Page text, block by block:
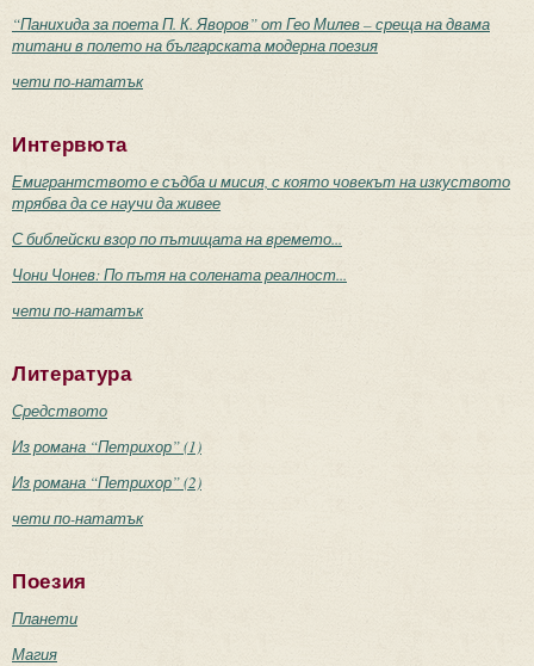
“Панихида за поета П. К. Яворов” от Гео Милев – среща на двама
титани в полето на българската модерна поезия
чети по-нататък
Интервюта
Емигрантството е съдба и мисия, с която човекът на изкуството
трябва да се научи да живее
С библейски взор по пътищата на времето...
Чони Чонев: По пътя на солената реалност...
чети по-нататък
Литература
Средството
Из романа “Петрихор” (1)
Из романа “Петрихор” (2)
чети по-нататък
Поезия
Планети
Магия